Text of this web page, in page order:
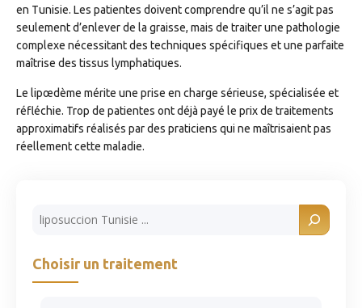
en Tunisie. Les patientes doivent comprendre qu’il ne s’agit pas
seulement d’enlever de la graisse, mais de traiter une pathologie
complexe nécessitant des techniques spécifiques et une parfaite
maîtrise des tissus lymphatiques.
Le lipœdème mérite une prise en charge sérieuse, spécialisée et
réfléchie. Trop de patientes ont déjà payé le prix de traitements
approximatifs réalisés par des praticiens qui ne maîtrisaient pas
réellement cette maladie.
Rechercher
Choisir un traitement
Catégories